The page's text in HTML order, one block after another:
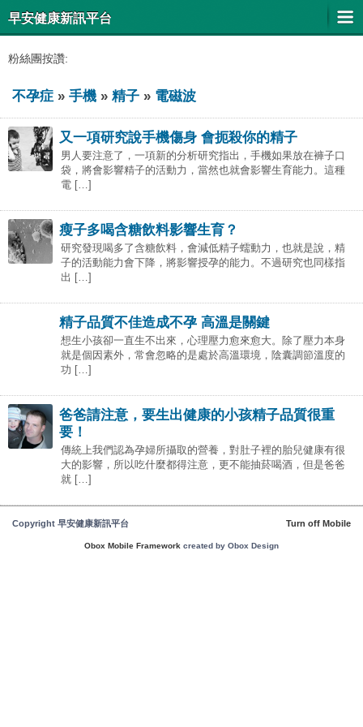
早安健康新訊平台
粉絲團按讚:
不孕症 » 手機 » 精子 » 電磁波
又一項研究說手機傷身 會扼殺你的精子
男人要注意了，一項新的分析研究指出，手機如果放在褲子口
袋，將會影響精子的活動力，當然也就會影響生育能力。這種
電 […]
瘦子多喝含糖飲料影響生育？
研究發現喝多了含糖飲料，會減低精子蠕動力，也就是說，精
子的活動能力會下降，將影響授孕的能力。不過研究也同樣指
出 […]
精子品質不佳造成不孕 高溫是關鍵
想生小孩卻一直生不出來，心理壓力愈來愈大。除了壓力本身
就是個因素外，常會忽略的是處於高溫環境，陰囊調節溫度的
功 […]
爸爸請注意，要生出健康的小孩精子品質很重
要！
傳統上我們認為孕婦所攝取的營養，對肚子裡的胎兒健康有很
大的影響，所以吃什麼都得注意，更不能抽菸喝酒，但是爸爸
就 […]
Copyright 早安健康新訊平台 Turn off Mobile
Obox Mobile Framework created by Obox Design